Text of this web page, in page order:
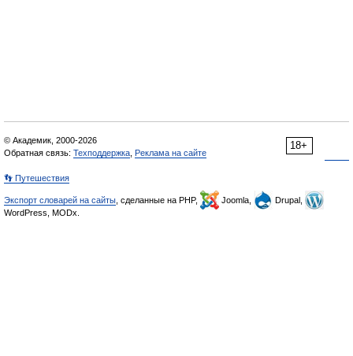
18+
© Академик, 2000-2026
Обратная связь: Техподдержка Реклама на сайте
👣 Путешествия
Экспорт словарей на сайты , сделанные на PHP, Joomla,
Drupal,
WordPress, MODx.